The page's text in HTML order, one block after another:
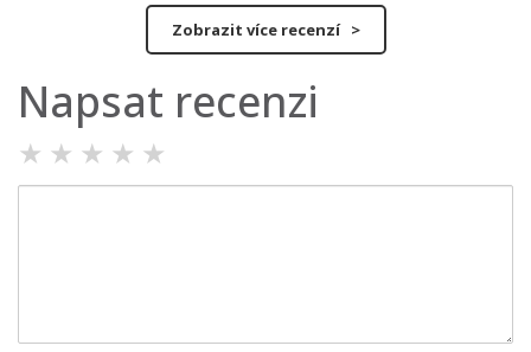
Zobrazit více recenzí >
Napsat recenzi
★ ★ ★ ★ ★